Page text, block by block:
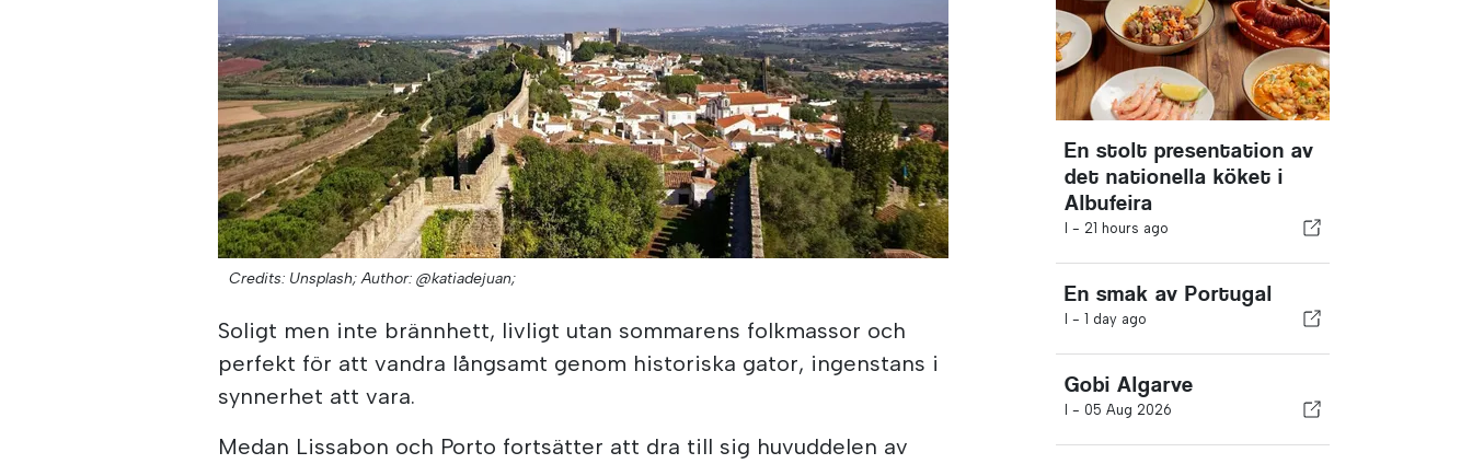
Credits: Unsplash; Author: @katiadejuan;
Soligt men inte brännhett, livligt utan sommarens folkmassor och
perfekt för att vandra långsamt genom historiska gator, ingenstans i
synnerhet att vara.
Medan Lissabon och Porto fortsätter att dra till sig huvuddelen av
En stolt presentation av
det nationella köket i
Albufeira
I - 21 hours ago
En smak av Portugal
I - 1 day ago
Gobi Algarve
I - 05 Aug 2026